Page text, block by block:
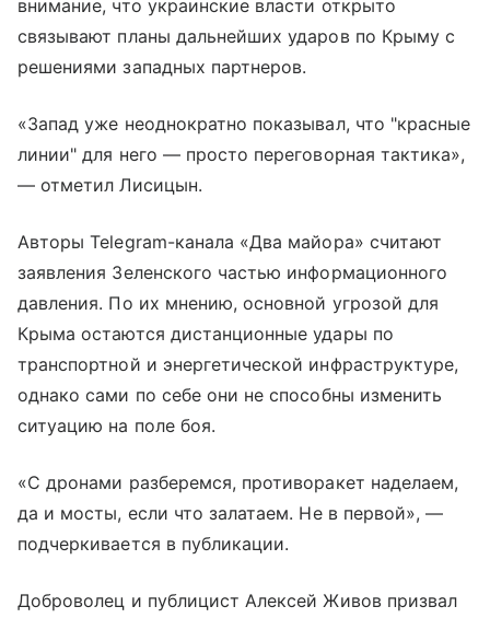
внимание, что украинские власти открыто
связывают планы дальнейших ударов по Крыму с
решениями западных партнеров.
«Запад уже неоднократно показывал, что "красные
линии" для него — просто переговорная тактика»,
— отметил Лисицын.
Авторы Telegram-канала «Два майора» считают
заявления Зеленского частью информационного
давления. По их мнению, основной угрозой для
Крыма остаются дистанционные удары по
транспортной и энергетической инфраструктуре,
однако сами по себе они не способны изменить
ситуацию на поле боя.
«С дронами разберемся, противоракет наделаем,
да и мосты, если что залатаем. Не в первой», —
подчеркивается в публикации.
Доброволец и публицист Алексей Живов призвал